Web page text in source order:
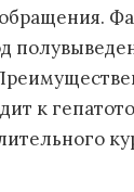
к